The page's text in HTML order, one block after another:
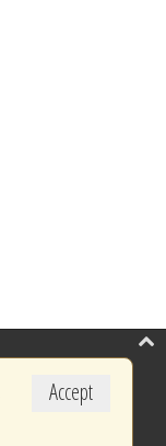
Accept